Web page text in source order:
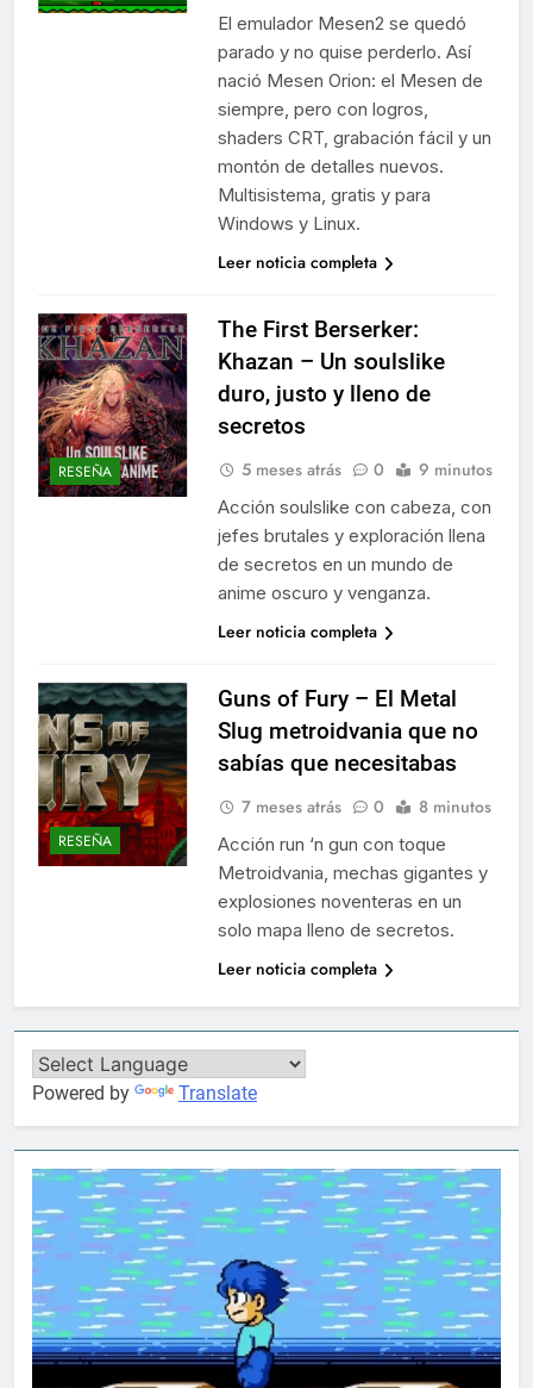
El emulador Mesen2 se quedó
parado y no quise perderlo. Así
nació Mesen Orion: el Mesen de
siempre, pero con logros,
shaders CRT, grabación fácil y un
montón de detalles nuevos.
Multisistema, gratis y para
Windows y Linux.
Leer noticia completa
RESEÑA
The First Berserker:
Khazan – Un soulslike
duro, justo y lleno de
secretos
5 meses atrás 0 9 minutos
Acción soulslike con cabeza, con
jefes brutales y exploración llena
de secretos en un mundo de
anime oscuro y venganza.
Leer noticia completa
RESEÑA
Guns of Fury – El Metal
Slug metroidvania que no
sabías que necesitabas
7 meses atrás 0 8 minutos
Acción run ‘n gun con toque
Metroidvania, mechas gigantes y
explosiones noventeras en un
solo mapa lleno de secretos.
Leer noticia completa
Powered by Translate